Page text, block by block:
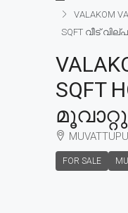
VALAKOM
SQFT വീട്
SQFT
FOR SALE